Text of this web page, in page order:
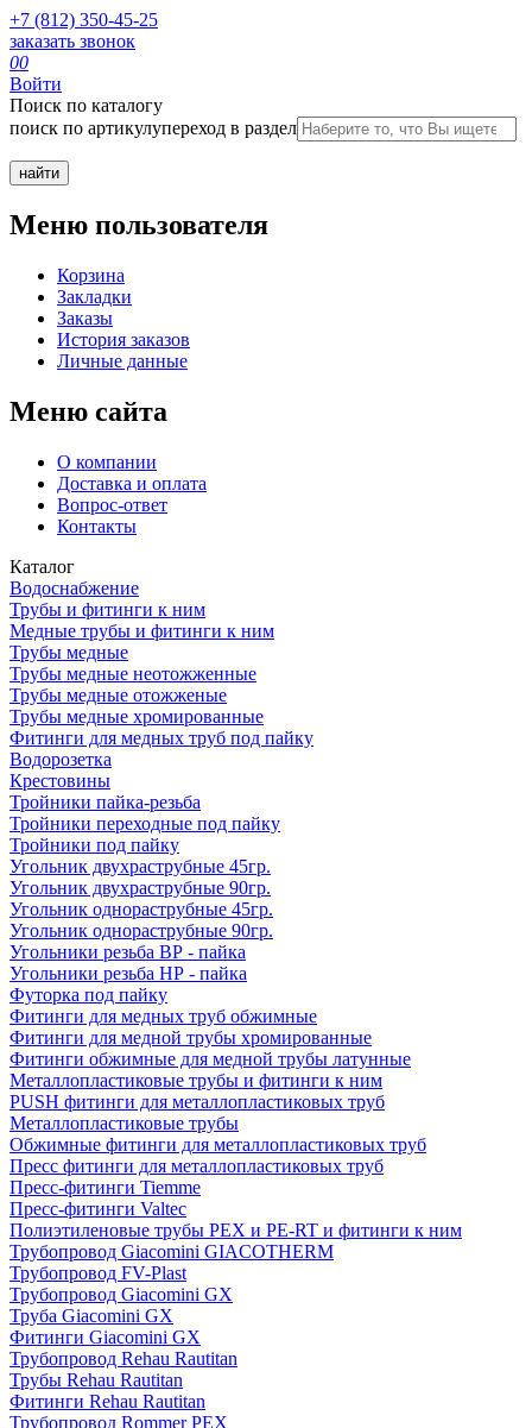
+7 (812) 350-45-25
заказать звонок
00
Войти
Поиск по каталогу
поиск по артикулупереход в раздел
Меню пользователя
Корзина
Закладки
Заказы
История заказов
Личные данные
Меню сайта
О компании
Доставка и оплата
Вопрос-ответ
Контакты
Каталог
Водоснабжение
Трубы и фитинги к ним
Медные трубы и фитинги к ним
Трубы медные
Трубы медные неотожженные
Трубы медные отожженые
Трубы медные хромированные
Фитинги для медных труб под пайку
Водорозетка
Крестовины
Тройники пайка-резьба
Тройники переходные под пайку
Тройники под пайку
Угольник двухраструбные 45гр.
Угольник двухраструбные 90гр.
Угольник однораструбные 45гр.
Угольник однораструбные 90гр.
Угольники резьба ВР - пайка
Угольники резьба НР - пайка
Футорка под пайку
Фитинги для медных труб обжимные
Фитинги для медной трубы хромированные
Фитинги обжимные для медной трубы латунные
Металлопластиковые трубы и фитинги к ним
PUSH фитинги для металлопластиковых труб
Металлопластиковые трубы
Обжимные фитинги для металлопластиковых труб
Пресс фитинги для металлопластиковых труб
Пресс-фитинги Tiemme
Пресс-фитинги Valtec
Полиэтиленовые трубы PEX и PE-RT и фитинги к ним
Трубопровод Giacomini GIACOTHERM
Трубопровод FV-Plast
Трубопровод Giacomini GX
Труба Giacomini GX
Фитинги Giacomini GX
Трубопровод Rehau Rautitan
Трубы Rehau Rautitan
Фитинги Rehau Rautitan
Трубопровод Rommer PEX